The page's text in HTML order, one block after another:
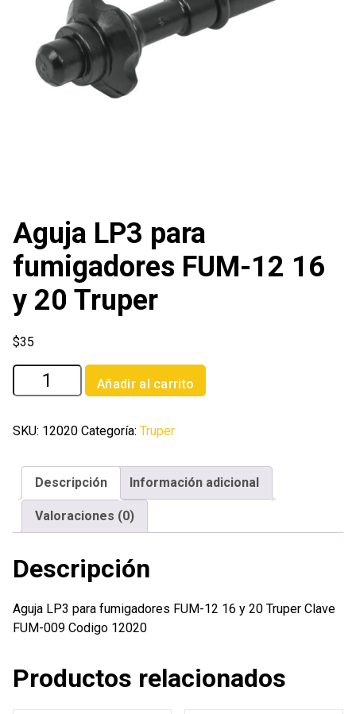
Aguja LP3 para
fumigadores FUM-12 16
y 20 Truper
$35
Aguja
LP3
fumigadores
12
cantidad
Añadir al carrito
SKU: 12020 Categoría: Truper
Descripción Información adicional
Valoraciones (0)
Descripción
Aguja LP3 para fumigadores FUM-12 16 y 20 Truper Clave
FUM-009 Codigo 12020
Productos relacionados